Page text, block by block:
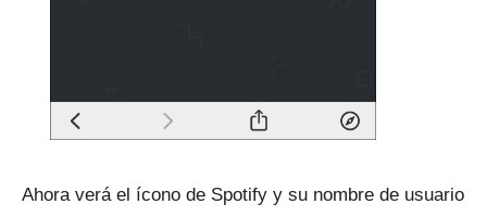
Ahora verá el ícono de Spotify y su nombre de usuario